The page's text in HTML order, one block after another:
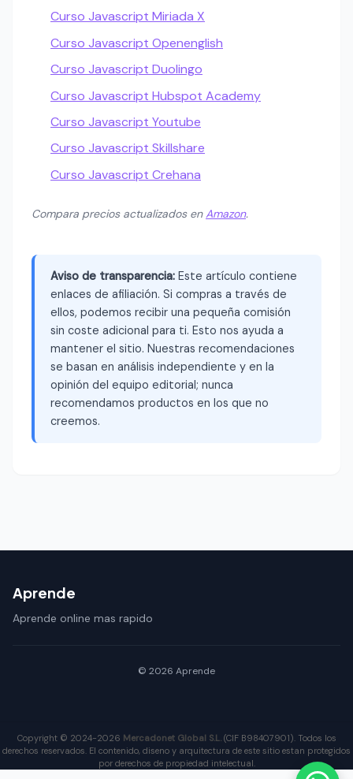
Curso Javascript Miriada X
Curso Javascript Openenglish
Curso Javascript Duolingo
Curso Javascript Hubspot Academy
Curso Javascript Youtube
Curso Javascript Skillshare
Curso Javascript Crehana
Compara precios actualizados enAmazon.
Aviso de transparencia: Este artículo contiene
enlaces de afiliación. Si compras a través de
ellos, podemos recibir una pequeña comisión
sin coste adicional para ti. Esto nos ayuda a
mantener el sitio. Nuestras recomendaciones
se basan en análisis independiente y en la
opinión del equipo editorial; nunca
recomendamos productos en los que no
creemos.
Aprende
Aprende online mas rapido
© 2026 Aprende
Copyright © 2024-2026 Mercadonet Global S.L. (CIF B98407901). Todos los
derechos reservados. El contenido, diseno y arquitectura de este sitio estan protegidos
por derechos de propiedad intelectual.